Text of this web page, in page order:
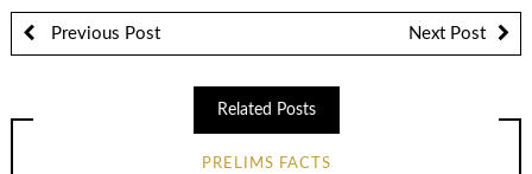
Previous Post Next Post
Related Posts
PRELIMS FACTS